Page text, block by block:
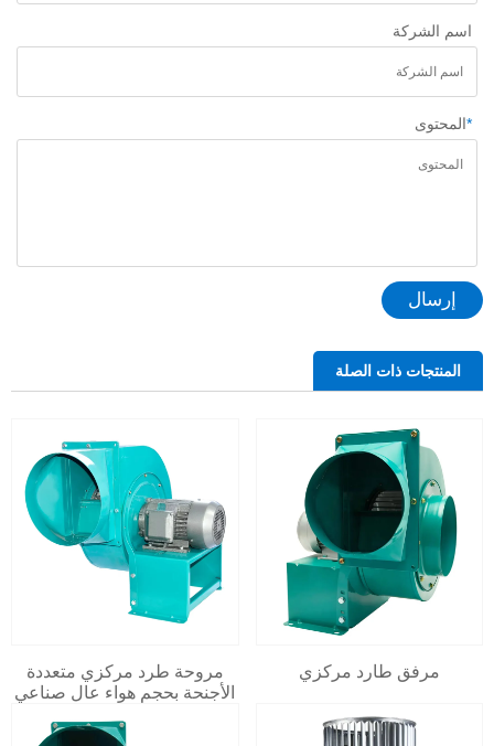
اسم الشركة
*المحتوى
إرسال
المنتجات ذات الصلة
مروحة طرد مركزي متعددة
الأجنحة بحجم هواء عالٍ صناعي
مرفق طارد مركزي